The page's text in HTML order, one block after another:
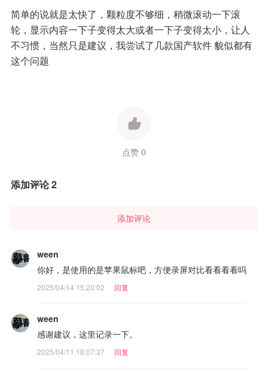
简单的说就是太快了，颗粒度不够细，稍微滚动一下滚
轮，显示内容一下子变得太大或者一下子变得太小，让人
不习惯，当然只是建议，我尝试了几款国产软件 貌似都有
这个问题
点赞 0
添加评论 2
添加评论
ween
你好，是使用的是苹果鼠标吧，方便录屏对比看看看看吗
2025/04/14 15:20:02 回复
ween
感谢建议，这里记录一下。
2025/04/11 18:07:37 回复